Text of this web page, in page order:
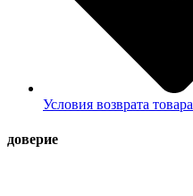
Условия возврата товара
доверие